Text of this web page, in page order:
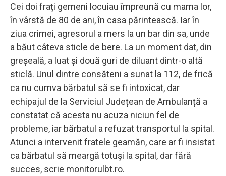
Cei doi frați gemeni locuiau împreună cu mama lor,
în vârstă de 80 de ani, în casa părintească. Iar în
ziua crimei, agresorul a mers la un bar din sa, unde
a băut câteva sticle de bere. La un moment dat, din
greșeală, a luat și două guri de diluant dintr-o altă
sticlă. Unul dintre consăteni a sunat la 112, de frică
ca nu cumva bărbatul să se fi intoxicat, dar
echipajul de la Serviciul Județean de Ambulanță a
constatat că acesta nu acuza niciun fel de
probleme, iar bărbatul a refuzat transportul la spital.
Atunci a intervenit fratele geamăn, care ar fi insistat
ca bărbatul să meargă totuși la spital, dar fără
succes, scrie monitorulbt.ro.